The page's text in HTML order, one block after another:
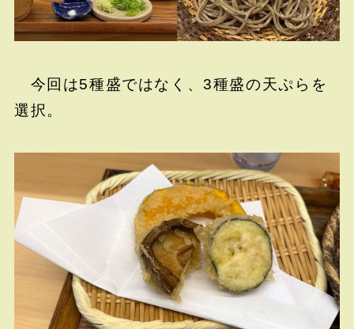
今回は5種盛ではなく、3種盛の天ぷらを
選択。